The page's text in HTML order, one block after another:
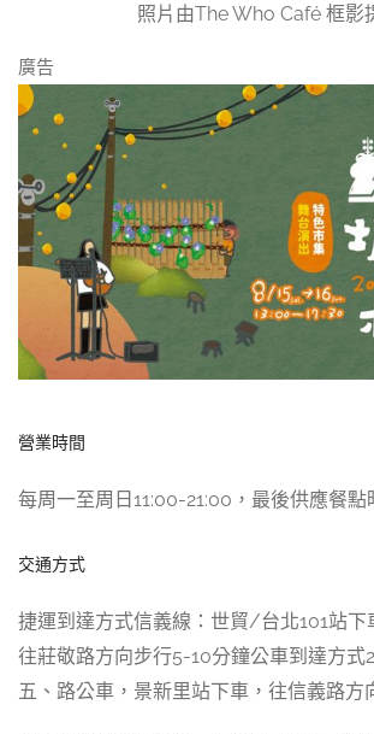
照片由The Who Café 框影
廣告
營業時間
每周一至周日11:00-21:00，最後供應餐點
交通方式
捷運到達方式信義線：世貿/台北101站下
往莊敬路方向步行5-10分鐘公車到達方式
五、路公車，景新里站下車，往信義路方